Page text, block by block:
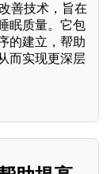
善技术，旨在
眠质量。它包
的建立，帮助
而实现更深层